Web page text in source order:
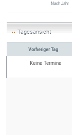
Nach Jahr
Tagesansicht
Vorheriger Tag
Keine Termine